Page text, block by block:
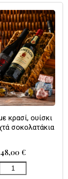
κρασί, ουίσκι
σοκολατάκια
48,00 €